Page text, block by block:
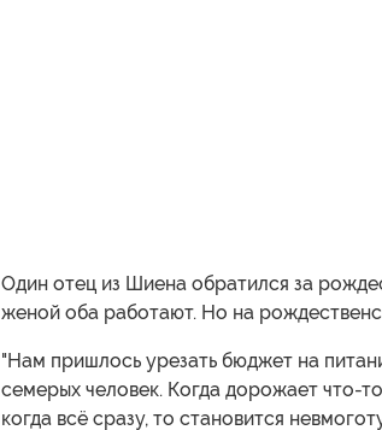
Один отец из Шиена обратился за
женой оба работают. Но на
"Нам пришлось урезать бюджет на
семерых человек. Когда дорожает что-
когда всё сразу, то становится